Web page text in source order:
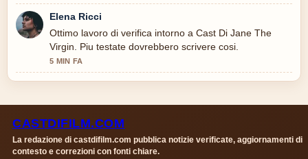
Elena Ricci
Ottimo lavoro di verifica intorno a Cast Di Jane The
Virgin. Piu testate dovrebbero scrivere cosi.
5 MIN FA
CASTDIFILM.COM
La redazione di castdifilm.com pubblica notizie verificate, aggiornamenti di
contesto e correzioni con fonti chiare.